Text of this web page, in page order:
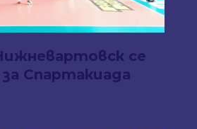
се
Спартакиада